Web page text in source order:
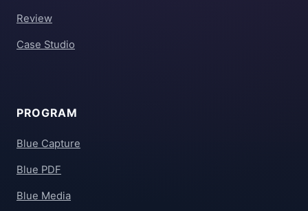
Review
Case Studio
PROGRAM
Blue Capture
Blue PDF
Blue Media